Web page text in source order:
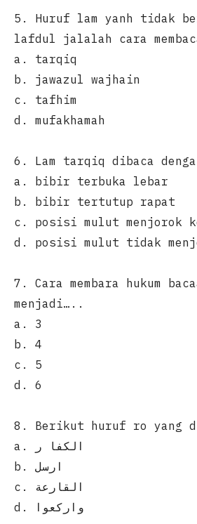
5. Huruf lam yanh tidak
lafdul jalalah cara
a. tarqiq
b. jawazul wajhain
c. tafhim
d. mufakhamah
6. Lam tarqiq dibaca
a. bibir terbuka lebar
b. bibir tertutup rapat
c. posisi mulut menjorok
d. posisi mulut tidak
7. Cara membara hukum
menjadi…..
a. 3
b. 4
c. 5
d. 6
8. Berikut huruf ro yang
a. الكفا ر
b. ارسل
c. القارعة
d. واركعوا